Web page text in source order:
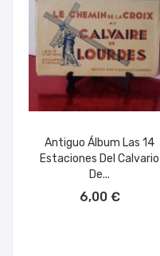
Antiguo Álbum Las 14
Estaciones Del Calvario
De...
6,00 €